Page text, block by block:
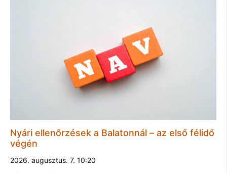
Nyári ellenőrzések a Balatonnál – az első félidő
végén
2026. augusztus. 7. 10:20